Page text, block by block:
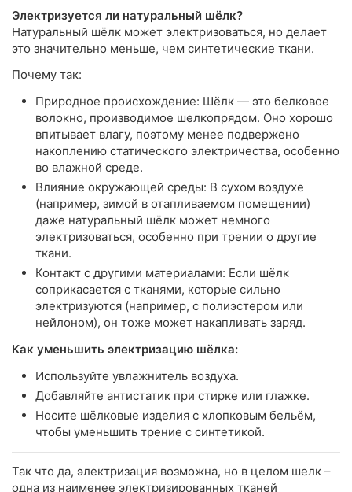
Электризуется ли натуральный шёлк?
Натуральный шёлк может электризоваться, но делает
это значительно меньше, чем синтетические ткани.
Почему так:
Природное происхождение: Шёлк — это белковое
волокно, производимое шелкопрядом. Оно хорошо
впитывает влагу, поэтому менее подвержено
накоплению статического электричества, особенно
во влажной среде.
Влияние окружающей среды: В сухом воздухе
(например, зимой в отапливаемом помещении)
даже натуральный шёлк может немного
электризоваться, особенно при трении о другие
ткани.
Контакт с другими материалами: Если шёлк
соприкасается с тканями, которые сильно
электризуются (например, с полиэстером или
нейлоном), он тоже может накапливать заряд.
Как уменьшить электризацию шёлка:
Используйте увлажнитель воздуха.
Добавляйте антистатик при стирке или глажке.
Носите шёлковые изделия с хлопковым бельём,
чтобы уменьшить трение с синтетикой.
Так что да, электризация возможна, но в целом шелк –
одна из наименее электризированных тканей